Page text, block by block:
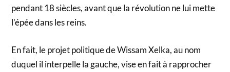
pendant 18 siècles, avant que la révolution ne lui mette
l’épée dans les reins.
En fait, le projet politique de Wissam Xelka, au nom
duquel il interpelle la gauche, vise en fait à rapprocher